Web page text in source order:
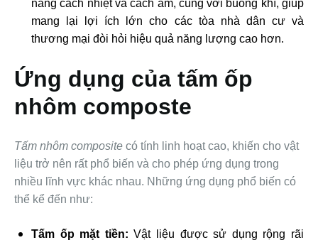
năng cách nhiệt và cách âm, cùng với buồng khí, giúp
mang lại lợi ích lớn cho các tòa nhà dân cư và
thương mại đòi hỏi hiệu quả năng lượng cao hơn.
Ứng dụng của tấm ốp
nhôm composte
Tấm nhôm composite có tính linh hoạt cao, khiến cho vật
liệu trở nên rất phổ biến và cho phép ứng dụng trong
nhiều lĩnh vực khác nhau. Những ứng dụng phổ biến có
thể kể đến như:
Tấm ốp mặt tiền:Vật liệu đượcsử dụng rộng rãi